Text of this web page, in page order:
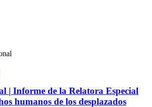
| Informe de la Relatora Especial
humanos de los desplazados